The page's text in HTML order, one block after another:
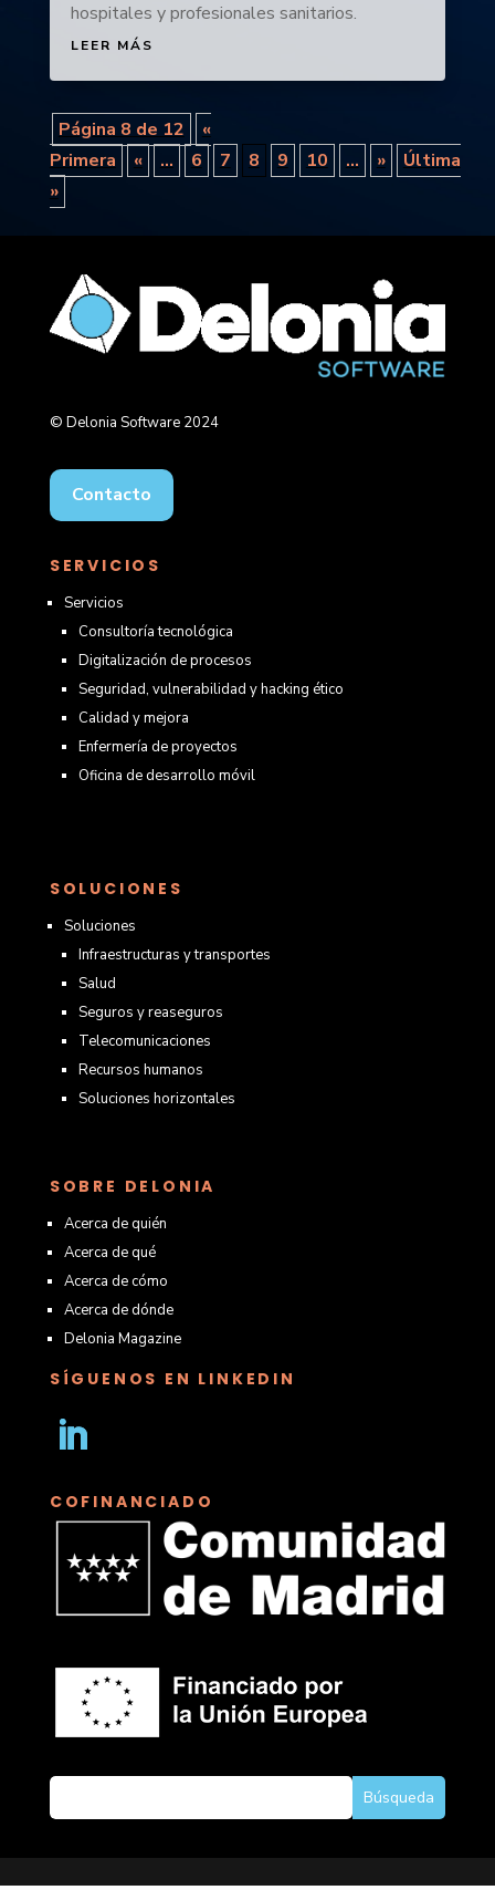
hospitales y profesionales sanitarios.
LEER MÁS
Página 8 de 12
«
Primera
« ... 6 7 8 9 10 ... »
Última
»
© Delonia Software 2024
Contacto
SERVICIOS
Servicios
Consultoría tecnológica
Digitalización de procesos
Seguridad, vulnerabilidad y hacking ético
Calidad y mejora
Enfermería de proyectos
Oficina de desarrollo móvil
SOLUCIONES
Soluciones
Infraestructuras y transportes
Salud
Seguros y reaseguros
Telecomunicaciones
Recursos humanos
Soluciones horizontales
SOBRE DELONIA
Acerca de quién
Acerca de qué
Acerca de cómo
Acerca de dónde
Delonia Magazine
SÍGUENOS EN LINKEDIN
COFINANCIADO